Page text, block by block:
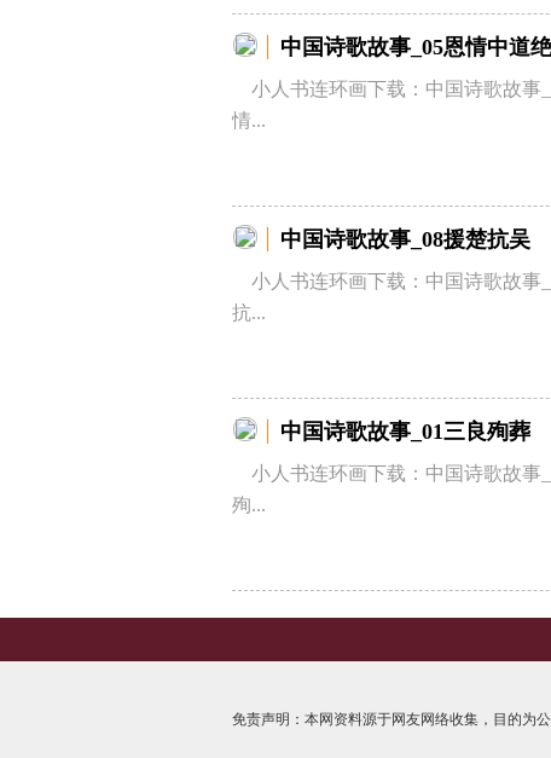
中国诗歌故事_05恩情中道绝
小人书连环画下载：中国诗歌故
情...
中国诗歌故事_08援楚抗吴
小人书连环画下载：中国诗歌故
抗...
中国诗歌故事_01三良殉葬
小人书连环画下载：中国诗歌故
殉...
免责声明：本网资料源于网友网络收集，目的为